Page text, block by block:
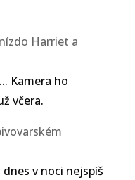
Harriet a
Kamera ho
včera.
v noci nejspíš